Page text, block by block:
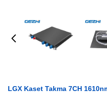
LGX Kaset Takma 7CH